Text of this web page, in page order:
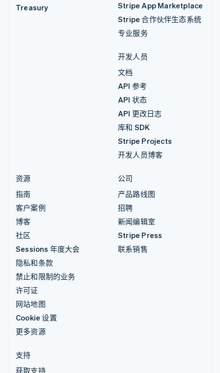
Treasury
Stripe App Marketplace
Stripe 合作伙伴生态系统
专业服务
开发人员
文档
API 参考
API 状态
API 更改日志
库和 SDK
Stripe Projects
开发人员博客
资源
指南
客户案例
博客
社区
Sessions 年度大会
隐私和条款
禁止和限制的业务
许可证
网站地图
Cookie 设置
更多资源
公司
产品路线图
招聘
新闻编辑室
Stripe Press
联系销售
支持
获取支持